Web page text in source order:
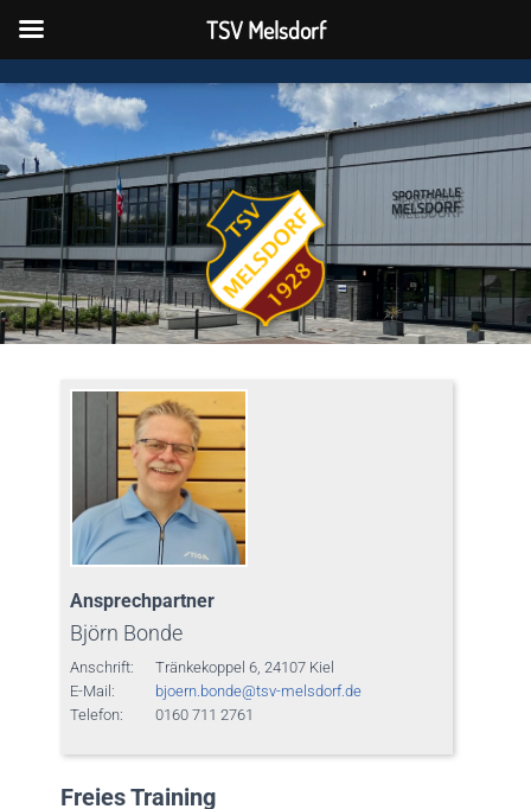
TSV Melsdorf
N
A
V
G
O
N
U
M
S
Ansprechpartner
Björn Bonde
Anschrift:
Tränkekoppel 6, 24107 Kiel
E-Mail:
bjoern.bonde@tsv-melsdorf.de
Telefon:
0160 711 2761
Freies Training
TSV Melsdorf